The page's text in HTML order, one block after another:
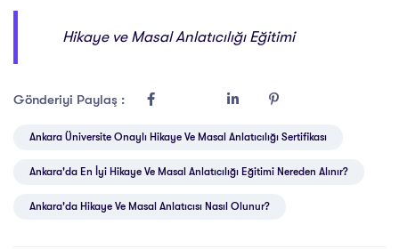
Hikaye ve Masal Anlatıcılığı Eğitimi
Gönderiyi Paylaş :
Ankara Üniversite Onaylı Hikaye Ve Masal Anlatıcılığı Sertifikası
Ankara'da En İyi Hikaye Ve Masal Anlatıcılığı Eğitimi Nereden Alınır?
Ankara'da Hikaye Ve Masal Anlatıcısı Nasıl Olunur?